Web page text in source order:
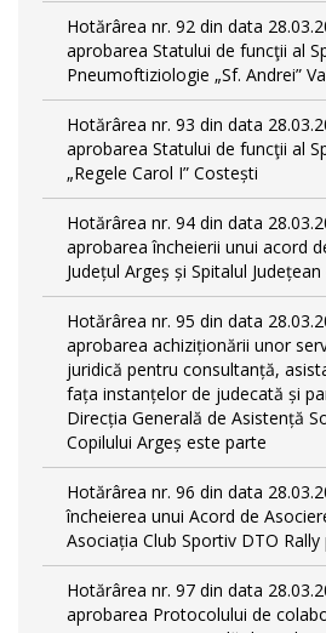
Hotărârea nr. 92 din data
aprobarea Statului de funcţii al
Pneumoftiziologie „Sf. Andrei”
Hotărârea nr. 93 din data
aprobarea Statului de funcţii al
„Regele Carol I” Costești
Hotărârea nr. 94 din data
aprobarea încheierii unui acord
Județul Argeș și Spitalul
Hotărârea nr. 95 din data
aprobarea achiziționării unor
juridică pentru consultanță,
fața instanțelor de judecată și
Direcția Generală de Asistență
Copilului Argeș este parte
Hotărârea nr. 96 din data
încheierea unui Acord de
Asociația Club Sportiv DTO
Hotărârea nr. 97 din data
aprobarea Protocolului de